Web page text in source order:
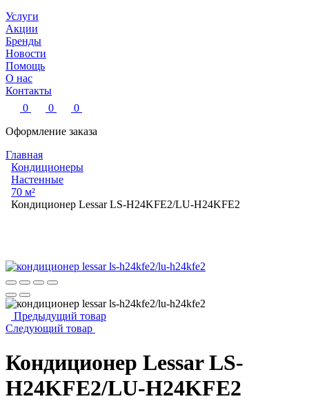
Услуги
Акции
Бренды
Новости
Помощь
О нас
Контакты
0
0
0
Оформление заказа
Главная
Кондиционеры
Настенные
70 м²
Кондиционер Lessar LS-H24KFE2/LU-H24KFE2
Предыдущий товар
Следующий товар
Кондиционер Lessar LS-
H24KFE2/LU-H24KFE2